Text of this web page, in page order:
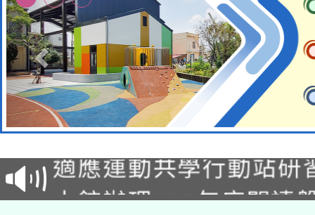
本校115學年度第2次
招甄選結果公告(無人
招)
適應運動共學行動站研
本館辦理115年度閱讀